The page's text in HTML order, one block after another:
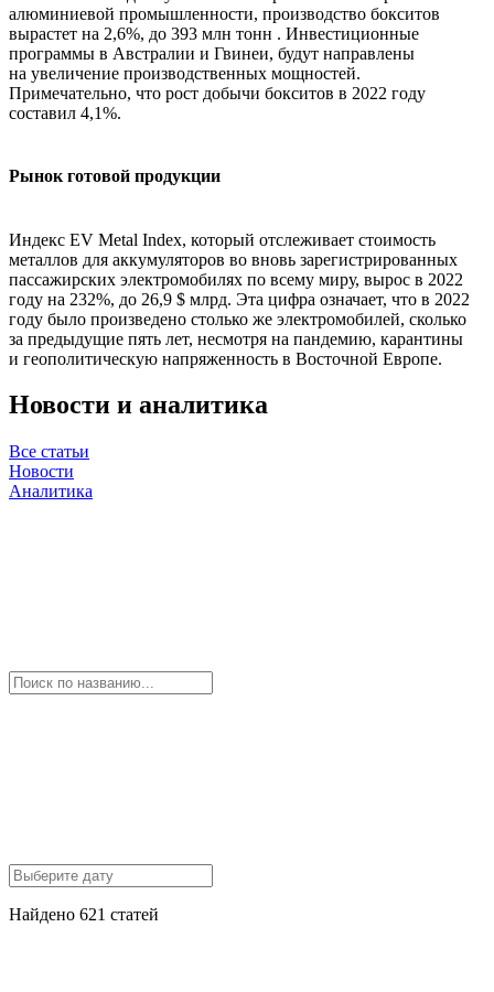
алюминиевой промышленности, производство бокситов
вырастет на 2,6%, до 393 млн тонн . Инвестиционные
программы в Австралии и Гвинеи, будут направлены
на увеличение производственных мощностей.
Примечательно, что рост добычи бокситов в 2022 году
составил 4,1%.
Рынок готовой продукции
Индекс EV Metal Index, который отслеживает стоимость
металлов для аккумуляторов во вновь зарегистрированных
пассажирских электромобилях по всему миру, вырос в 2022
году на 232%, до 26,9 $ млрд. Эта цифра означает, что в 2022
году было произведено столько же электромобилей, сколько
за предыдущие пять лет, несмотря на пандемию, карантины
и геополитическую напряженность в Восточной Европе.
Новости и аналитика
Все статьи
Новости
Аналитика
Найдено 621 статей